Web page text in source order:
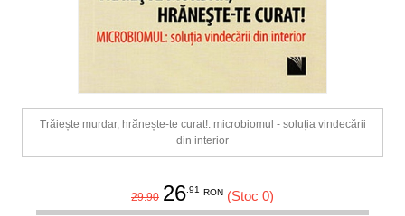
Trăiește murdar, hrănește-te curat!: microbiomul - soluția vindecării
din interior
29.90 26.91 RON (Stoc 0)